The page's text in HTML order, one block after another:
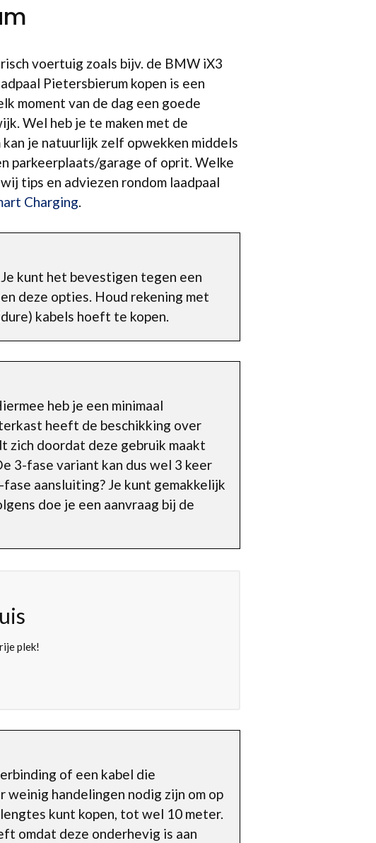
voertuig zoals bijv. de BMW iX3
Pietersbierum kopen is een
moment van de dag een goede
Wel heb je te maken met de
je natuurlijk zelf opwekken middels
parkeerplaats/garage of oprit. Welke
tips en adviezen rondom laadpaal
Charging.
kunt het bevestigen tegen een
deze opties. Houd rekening met
kabels hoeft te kopen.
heb je een minimaal
heeft de beschikking over
zich doordat deze gebruik maakt
3-fase variant kan dus wel 3 keer
aansluiting? Je kunt gemakkelijk
doe je een aanvraag bij de
plek!
of een kabel die
handelingen nodig zijn om op
kunt kopen, tot wel 10 meter.
omdat deze onderhevig is aan